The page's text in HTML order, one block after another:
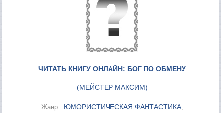
ЧИТАТЬ КНИГУ ОНЛАЙН: БОГ ПО ОБМЕНУ
(МЕЙСТЕР МАКСИМ)
Жанр : ЮМОРИСТИЧЕСКАЯ ФАНТАСТИКА;